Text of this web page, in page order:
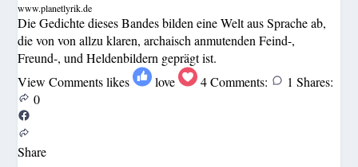
www.planetlyrik.de
Die Gedichte dieses Bandes bilden eine Welt aus Sprache ab,
die von von allzu klaren, archaisch anmutenden Feind-,
Freund-, und Heldenbildern geprägt ist.
View Comments likes love 4 Comments: 1 Shares:
0
Share